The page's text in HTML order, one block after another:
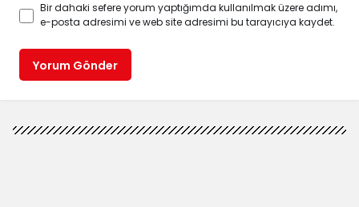
Bir dahaki sefere yorum yaptığımda kullanılmak üzere adımı,
e-posta adresimi ve web site adresimi bu tarayıcıya kaydet.
Yorum Gönder